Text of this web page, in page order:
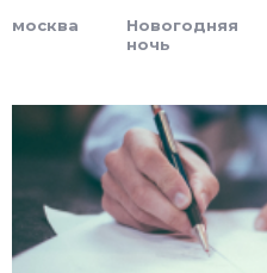
москва
Новогодняя
ночь